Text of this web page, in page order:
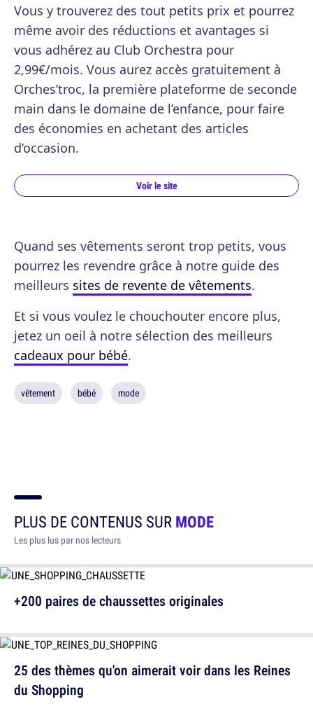
Vous y trouverez des tout petits prix et pourrez
même avoir des réductions et avantages si
vous adhérez au Club Orchestra pour
2,99€/mois. Vous aurez accès gratuitement à
Orches’troc, la première plateforme de seconde
main dans le domaine de l’enfance, pour faire
des économies en achetant des articles
d’occasion.
Voir le site
Quand ses vêtements seront trop petits, vous
pourrez les revendre grâce à notre guide des
meilleurs sites de revente de vêtements.
Et si vous voulez le chouchouter encore plus,
jetez un oeil à notre sélection des meilleurs
cadeaux pour bébé.
vêtement bébé mode
PLUS DE CONTENUS SURMODE
Les plus lus par nos lecteurs
+200 paires de chaussettes originales
25 des thèmes qu'on aimerait voir dans les Reines
du Shopping